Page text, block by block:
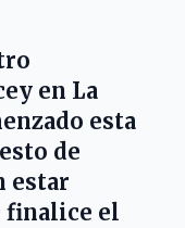
en La
esta
de
estar
finalice el